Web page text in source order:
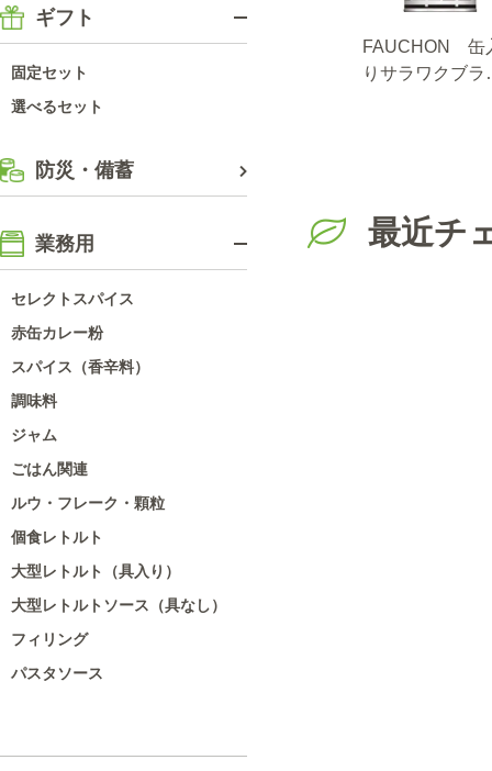
ギフト
固定セット
選べるセット
防災・備蓄
業務用
セレクトスパイス
赤缶カレー粉
スパイス（香辛料）
調味料
ジャム
ごはん関連
ルウ・フレーク・顆粒
個食レトルト
大型レトルト（具入り）
大型レトルトソース（具なし）
フィリング
パスタソース
テリ
リブラックペッ
ー（ホール）
セレクト ハラペー
FAUCHON 缶
りサラワクブラ
最近チ